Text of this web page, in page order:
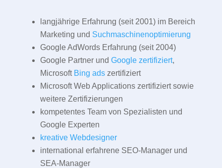
langjährige Erfahrung (seit 2001) im Bereich
Marketing und Suchmaschinenoptimierung
Google AdWords Erfahrung (seit 2004)
Google Partner und Google zertifiziert,
Microsoft Bing adszertifiziert
Microsoft Web Applications zertifiziert sowie
weitere Zertifizierungen
kompetentes Team von Spezialisten und
Google Experten
kreative Webdesigner
international erfahrene SEO-Manager und
SEA-Manager